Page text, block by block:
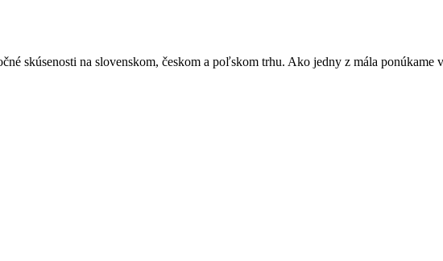
skúsenosti na slovenskom, českom a poľskom trhu. Ako jedny z mála